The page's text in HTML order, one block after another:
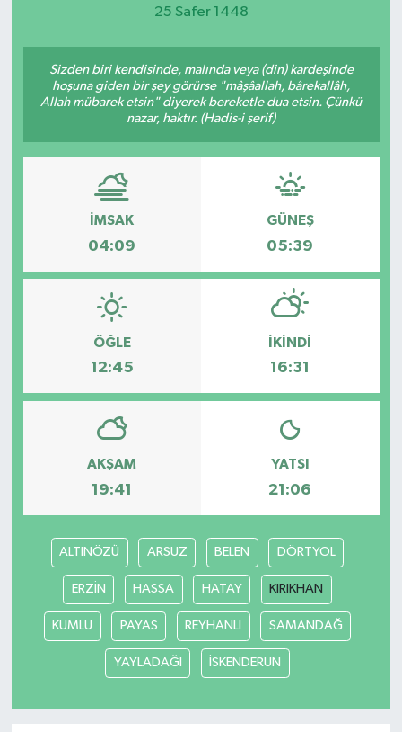
25 Safer 1448
Sizden biri kendisinde, malında veya (din) kardeşinde
hoşuna giden bir şey görürse "mâşâallah, bârekallâh,
Allah mübarek etsin" diyerek bereketle dua etsin. Çünkü
nazar, haktır. (Hadis-i şerif)
İMSAK
04:09
GÜNEŞ
05:39
ÖĞLE
12:45
İKINDI
16:31
AKŞAM
19:41
YATSI
21:06
ALTINÖZÜ ARSUZ BELEN DÖRTYOL
ERZİN HASSA HATAY KIRIKHAN
KUMLU PAYAS REYHANLI SAMANDAĞ
YAYLADAĞI İSKENDERUN
Etkinlikler